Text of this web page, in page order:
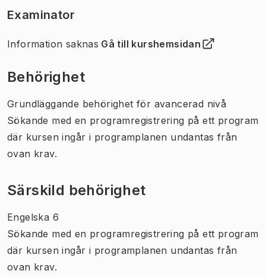
Examinator
Information saknas Gå till kurshemsidan
(Öppnas i ny flik)
Behörighet
Grundläggande behörighet för avancerad nivå
Sökande med en programregistrering på ett program
där kursen ingår i programplanen undantas från
ovan krav.
Särskild behörighet
Engelska 6
Sökande med en programregistrering på ett program
där kursen ingår i programplanen undantas från
ovan krav.